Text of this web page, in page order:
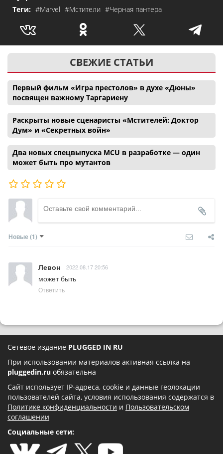
Теги: #Marvel #Мстители #Черная пантера
СВЕЖИЕ СТАТЬИ
Первый фильм «Игра престолов» в духе «Дюны»
посвящен важному Таргариену
Раскрыты новые сценаристы «Мстителей: Доктор
Дум» и «Секретных войн»
Два новых спецвыпуска MCU в разработке — один
может быть про мутантов
Новые (1)
Левон 2022.08.17 20:56
может быть
Ответить
Сетевое издание PLUGGED IN RU
При использовании материалов активная ссылка на
pluggedin.ru обязательна
Сайт использует IP-адреса, cookie и данные геолокации
пользователей сайта, условия использования содержатся в
Политике конфиденциальности и Пользовательском
соглашении
Социальные сети: